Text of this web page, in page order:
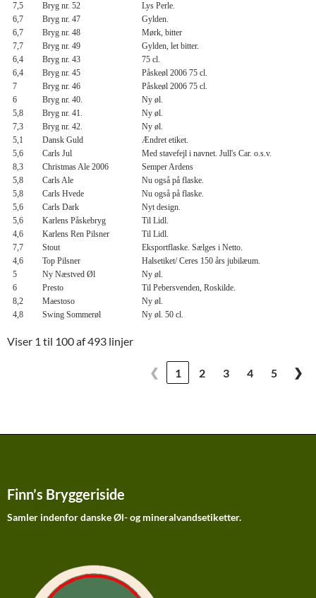
7,5
Bryg nr. 52
Lys Perle.
6,7
Bryg nr. 47
Gylden.
6,7
Bryg nr. 48
Mørk, bitter
7,7
Bryg nr. 49
Gylden, let bitter.
6,4
Bryg nr. 43
75 cl.
6,4
Bryg nr. 45
Påskeøl 2006 75 cl.
7
Bryg nr. 46
Påskeøl 2006 75 cl.
6
Bryg nr. 40.
Ny øl.
5,8
Bryg nr. 41.
Ny øl.
7,3
Bryg nr. 42.
Ny øl.
5,1
Dansk Guld
Ændret etiket.
5,6
Carls Jul
Med stavefejl i navnet. Jull's Car. o.s.v.
8,3
Christmas Ale 2006
Semper Ardens
5,8
Carls Ale
Nu også på flaske.
5,8
Carls Hvede
Nu også på flaske.
5,6
Carls Dark
Nyt design.
5,6
Karlens Påskebryg
Til Lidl.
4,6
Karlens Ren Pilsner
Til Lidl.
7,7
Stout
Eksportflaske. Sælges i Netto.
4,6
Top Pilsner
Halsetiket/ Ceres 150 års jubilæum.
5
Ny Næstved Øl
Ny øl.
6
Presto
Til Pebersvenden, Roskilde.
8,2
Maestoso
Ny øl.
4,8
Swing Sommerøl Ny øl. 50 cl.
Viser 1 til 100 af 493 linjer
❮ 1 2 3 4 5 ❯
Finn’s Bryggeriside
Samler indenfor danske Øl- og mineralvandsetiketter.